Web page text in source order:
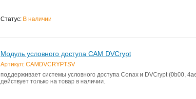
Статус: В наличии
Модуль условного доступа CAM DVCrypt
Артикул: CAMDVCRYPTSV
поддерживает системы условного доступа Conax и DVCrypt (0b00,
действует только на товар в наличии.